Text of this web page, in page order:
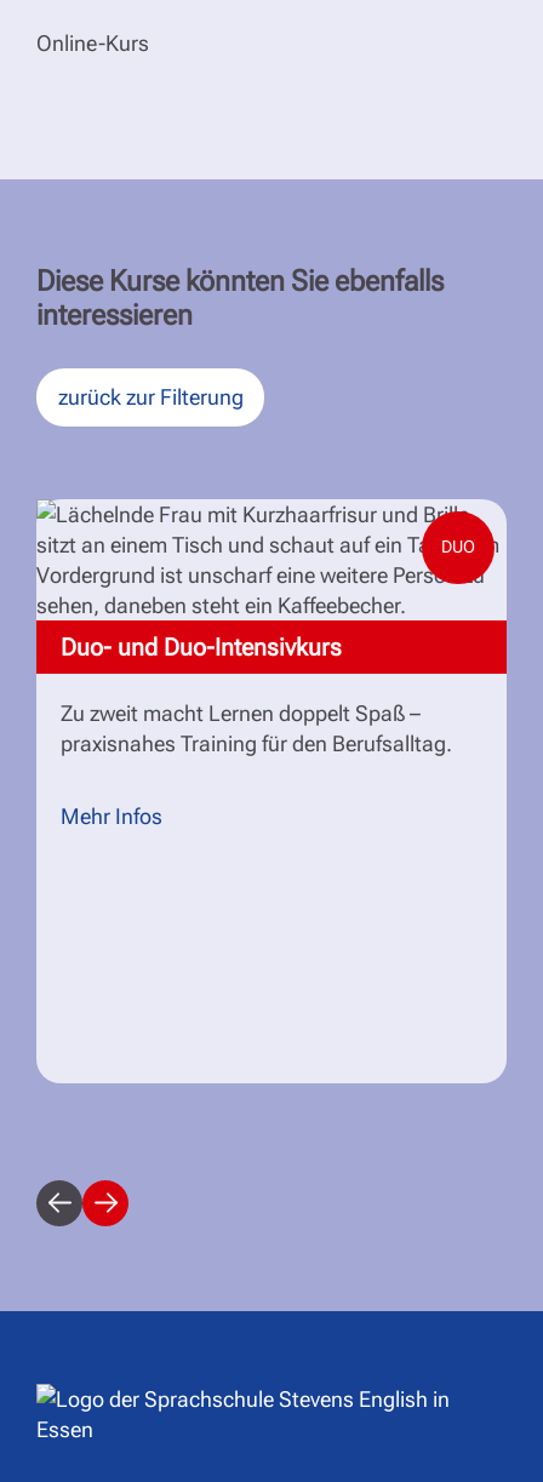
Online-Kurs
Diese Kurse könnten Sie ebenfalls
interessieren
zurück zur Filterung
DUO
Duo- und Duo-Intensivkurs
Zu zweit macht Lernen doppelt Spaß –
praxisnahes Training für den Berufsalltag.
Mehr Infos
vorherigeweitere